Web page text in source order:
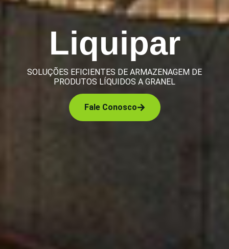
Liquipar
SOLUÇÕES EFICIENTES DE ARMAZENAGEM DE
PRODUTOS LÍQUIDOS A GRANEL
Fale Conosco